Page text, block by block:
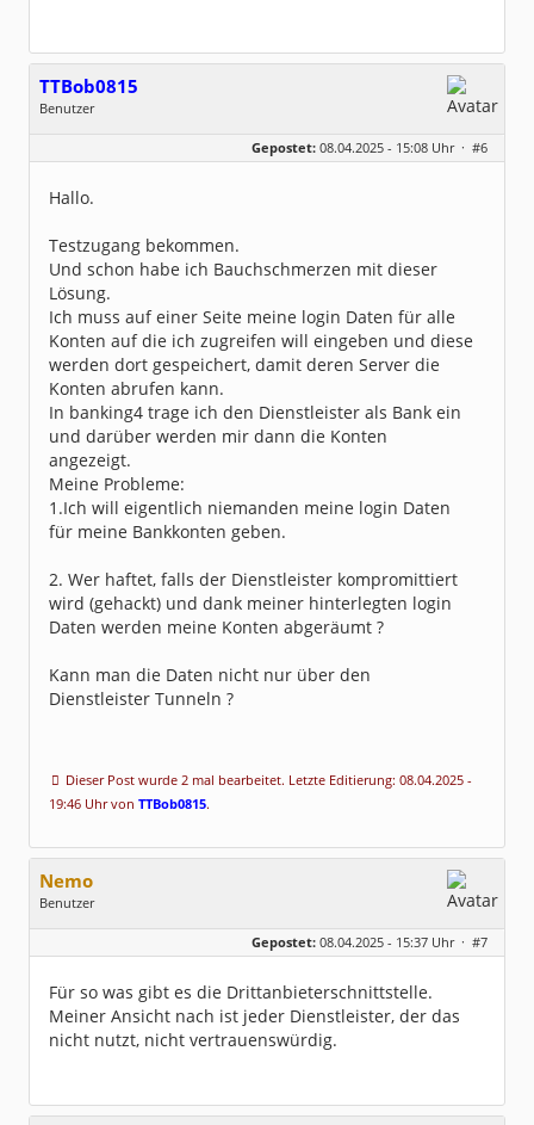
TTBob0815
Benutzer
Dabei seit:
04 / 2025
Gepostet: 08.04.2025 - 15:08 Uhr · #6
Hallo.
Testzugang bekommen.
Und schon habe ich Bauchschmerzen mit dieser
Lösung.
Ich muss auf einer Seite meine login Daten für alle
Konten auf die ich zugreifen will eingeben und diese
werden dort gespeichert, damit deren Server die
Konten abrufen kann.
In banking4 trage ich den Dienstleister als Bank ein
und darüber werden mir dann die Konten
angezeigt.
Meine Probleme:
1.Ich will eigentlich niemanden meine login Daten
für meine Bankkonten geben.
2. Wer haftet, falls der Dienstleister kompromittiert
wird (gehackt) und dank meiner hinterlegten login
Daten werden meine Konten abgeräumt ?
Kann man die Daten nicht nur über den
Dienstleister Tunneln ?
Dieser Post wurde 2 mal bearbeitet. Letzte Editierung: 08.04.2025 -
19:46 Uhr von TTBob0815.
Nemo
Benutzer
Geschlecht:
keine Angabe
Dabei seit:
09 / 2004
Gepostet: 08.04.2025 - 15:37 Uhr · #7
Für so was gibt es die Drittanbieterschnittstelle.
Meiner Ansicht nach ist jeder Dienstleister, der das
nicht nutzt, nicht vertrauenswürdig.